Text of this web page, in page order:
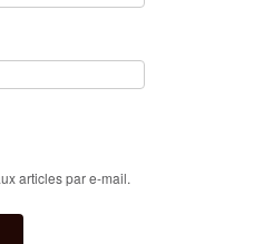
articles par e-mail.